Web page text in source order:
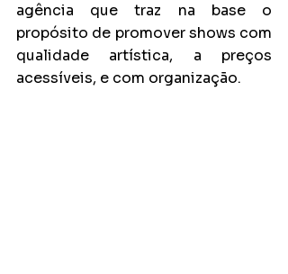
agência que traz na base o
propósito de promover shows com
qualidade artística, a preços
acessíveis, e com organização.